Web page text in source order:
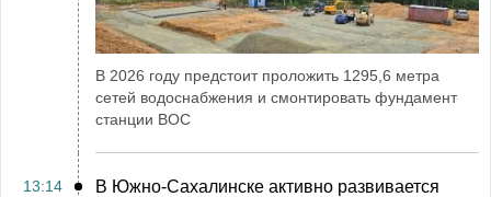
В 2026 году предстоит проложить 1295,6 метра
сетей водоснабжения и смонтировать фундамент
станции ВОС
13:14
В Южно-Сахалинске активно развивается